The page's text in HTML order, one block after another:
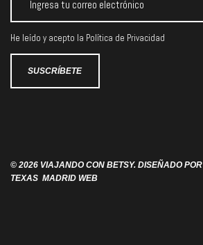
He leído y acepto la Política de Privacidad
© 2026 VIAJANDO CON BETSY. DISEÑADO POR
TEXAS MADRID WEB